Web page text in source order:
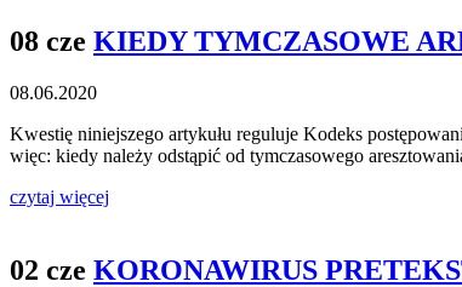
08 cze KIEDY TYMCZASOWE
08.06.2020
Kwestię niniejszego artykułu reguluje Kodeks
więc: kiedy należy odstąpić od tymczasowego
czytaj więcej
02 cze KORONAWIRUS